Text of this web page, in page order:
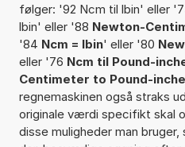
følger: '92 Ncm til lbin' eller
lbin' eller '88 Newton-
'84 Ncm = lbin' eller '80
eller '76 Ncm til Pound-
Centimeter to Pound-
regnemaskinen også straks
originale værdi specifikt skal
disse muligheder man